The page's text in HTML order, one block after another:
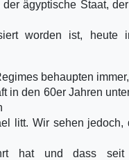
ägyptische Staat,
worden ist, heute
behaupten
in den 60er Jahren
litt. Wir sehen jedoch,
hat und dass